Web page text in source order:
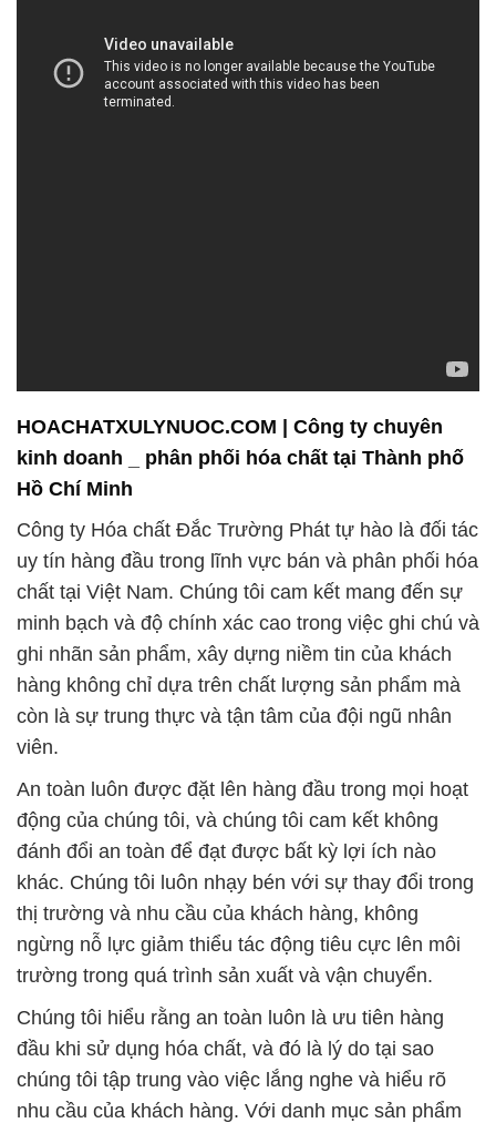
HOACHATXULYNUOC.COM | Công ty chuyên
kinh doanh _ phân phối hóa chất tại Thành phố
Hồ Chí Minh
Công ty Hóa chất Đắc Trường Phát tự hào là đối tác
uy tín hàng đầu trong lĩnh vực bán và phân phối hóa
chất tại Việt Nam. Chúng tôi cam kết mang đến sự
minh bạch và độ chính xác cao trong việc ghi chú và
ghi nhãn sản phẩm, xây dựng niềm tin của khách
hàng không chỉ dựa trên chất lượng sản phẩm mà
còn là sự trung thực và tận tâm của đội ngũ nhân
viên.
An toàn luôn được đặt lên hàng đầu trong mọi hoạt
động của chúng tôi, và chúng tôi cam kết không
đánh đổi an toàn để đạt được bất kỳ lợi ích nào
khác. Chúng tôi luôn nhạy bén với sự thay đổi trong
thị trường và nhu cầu của khách hàng, không
ngừng nỗ lực giảm thiểu tác động tiêu cực lên môi
trường trong quá trình sản xuất và vận chuyển.
Chúng tôi hiểu rằng an toàn luôn là ưu tiên hàng
đầu khi sử dụng hóa chất, và đó là lý do tại sao
chúng tôi tập trung vào việc lắng nghe và hiểu rõ
nhu cầu của khách hàng. Với danh mục sản phẩm